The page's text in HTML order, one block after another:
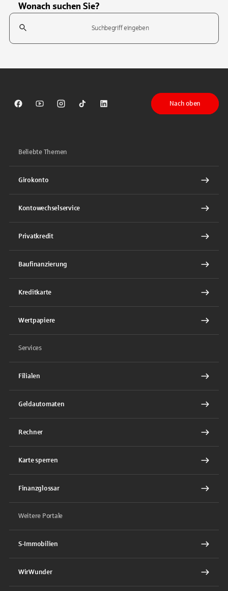
Wonach suchen Sie?
Suchfeld
Sparkasse auf Facebook
Sparkasse auf Youtube
Sparkasse auf Instagram
Sparkasse auf TikTok
Sparkasse auf LinkedIn
Nach oben
Beliebte Themen
Girokonto
Kontowechselservice
Privatkredit
Baufinanzierung
Kreditkarte
Wertpapiere
Services
Filialen
Geldautomaten
Rechner
Karte sperren
Finanzglossar
Weitere Portale
S-Immobilien
WirWunder